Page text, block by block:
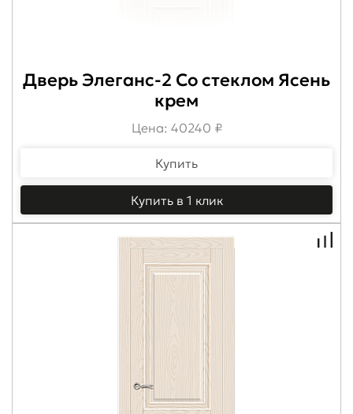
Дверь Элеганс-2 Со стеклом Ясень
крем
Цена: 40240 ₽
Купить
Купить в 1 клик